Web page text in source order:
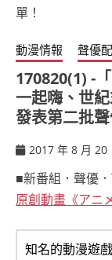
動漫情報 聲優
170820(1) -
一起嗨、世
發表第二批聲
2017 年 8 月 20
■新番組．聲優
原創動畫《アニ
知名的動漫遊